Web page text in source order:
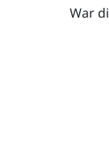
War